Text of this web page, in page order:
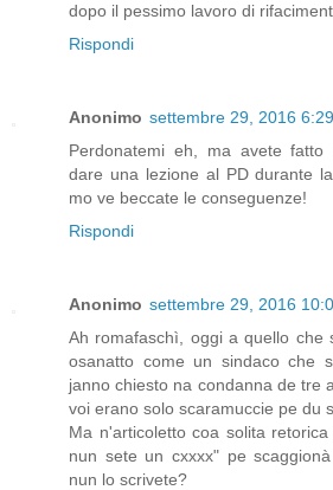
dopo il pessimo lavoro di
Rispondi
Anonimo settembre 29, 2016
Perdonatemi eh, ma avete fatto
dare una lezione al PD durante
mo ve beccate le conseguenze!
Rispondi
Anonimo settembre 29, 2016
Ah romafaschì, oggi a quello che
osanatto come un sindaco che
janno chiesto na condanna de tre
voi erano solo scaramuccie pe du
Ma n'articoletto coa solita
nun sete un cxxxx" pe
nun lo scrivete?